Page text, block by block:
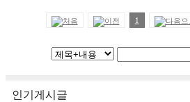
1
인기게시글